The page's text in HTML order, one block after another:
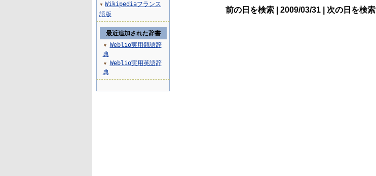
前の日を検索 | 2009/03/31 | 次の日を検索
▼ Wikipediaフランス
語版
最近追加された辞書
▼
Weblio実用類語辞
典
▼
Weblio実用英語辞
典